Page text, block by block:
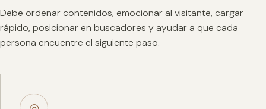
Debe ordenar contenidos, emocionar al visitante, cargar
rápido, posicionar en buscadores y ayudar a que cada
persona encuentre el siguiente paso.